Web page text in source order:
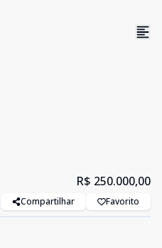
R$ 250.000,00
Compartilhar Favorito